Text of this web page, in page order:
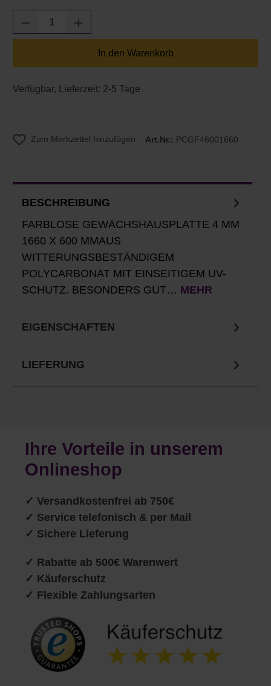
Produkt Anzahl: Gib den gewünschten
In den Warenkorb
Verfügbar, Lieferzeit: 2-5 Tage
Zum Merkzettel hinzufügen Art.Nr.: PCGF46001660
BESCHREIBUNG
FARBLOSE GEWÄCHSHAUSPLATTE 4 MM
1660 X 600 MMAUS
WITTERUNGSBESTÄNDIGEM
POLYCARBONAT MIT EINSEITIGEM UV-
SCHUTZ. BESONDERS GUT… MEHR
EIGENSCHAFTEN
LIEFERUNG
Ihre Vorteile in unserem
Onlineshop
✓ Versandkostenfrei ab 750€
✓ Service telefonisch & per Mail
✓ Sichere Lieferung
✓ Rabatte ab 500€ Warenwert
✓ Käuferschutz
✓ Flexible Zahlungsarten